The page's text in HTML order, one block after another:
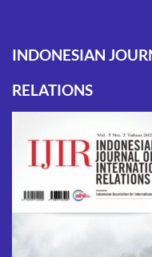
INDONESIAN
RELATIONS